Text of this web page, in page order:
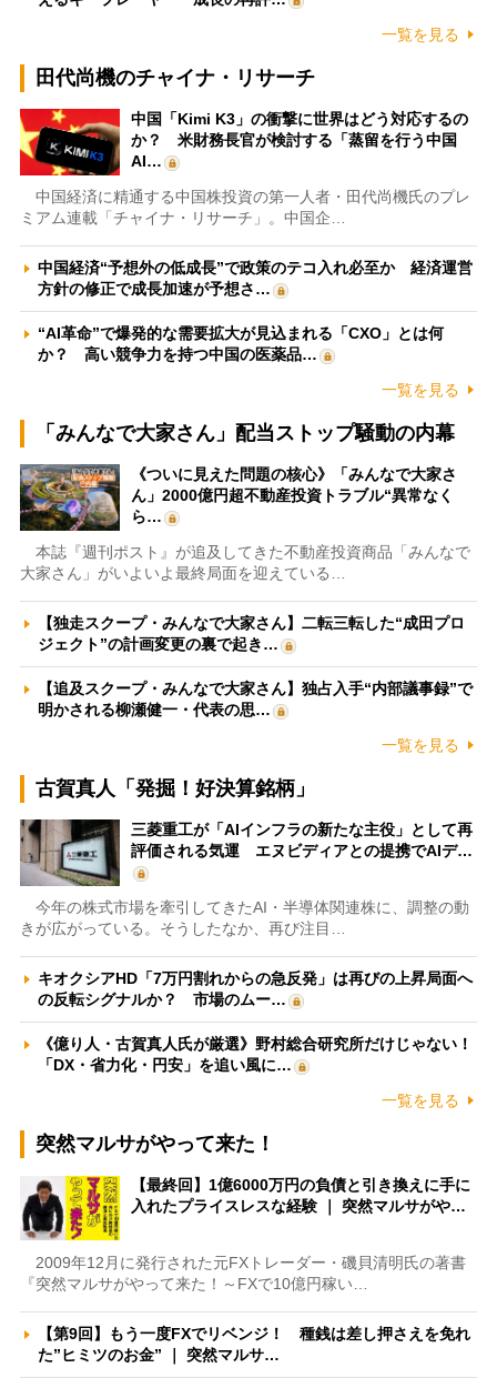
一覧を見る
田代尚機のチャイナ・リサーチ
中国「Kimi K3」の衝撃に世界はどう対応するの
か？ 米財務長官が検討する「蒸留を行う中国
AI…
中国経済に精通する中国株投資の第一人者・田代尚機氏のプレ
ミアム連載「チャイナ・リサーチ」。中国企…
中国経済“予想外の低成長”で政策のテコ入れ必至か 経済運営
方針の修正で成長加速が予想さ…
“AI革命”で爆発的な需要拡大が見込まれる「CXO」とは何
か？ 高い競争力を持つ中国の医薬品…
一覧を見る
「みんなで大家さん」配当ストップ騒動の内幕
《ついに見えた問題の核心》「みんなで大家さ
ん」2000億円超不動産投資トラブル“異常なく
ら…
本誌『週刊ポスト』が追及してきた不動産投資商品「みんなで
大家さん」がいよいよ最終局面を迎えている…
【独走スクープ・みんなで大家さん】二転三転した“成田プロ
ジェクト”の計画変更の裏で起き…
【追及スクープ・みんなで大家さん】独占入手“内部議事録”で
明かされる柳瀬健一・代表の思…
一覧を見る
古賀真人「発掘！好決算銘柄」
三菱重工が「AIインフラの新たな主役」として再
評価される気運 エヌビディアとの提携でAIデ…
今年の株式市場を牽引してきたAI・半導体関連株に、調整の動
きが広がっている。そうしたなか、再び注目…
キオクシアHD「7万円割れからの急反発」は再びの上昇局面へ
の反転シグナルか？ 市場のムー…
《億り人・古賀真人氏が厳選》野村総合研究所だけじゃない！
「DX・省力化・円安」を追い風に…
一覧を見る
突然マルサがやって来た！
【最終回】1億6000万円の負債と引き換えに手に
入れたプライスレスな経験 ｜ 突然マルサがや…
2009年12月に発行された元FXトレーダー・磯貝清明氏の著書
『突然マルサがやって来た！～FXで10億円稼い…
【第9回】もう一度FXでリベンジ！ 種銭は差し押さえを免れ
た”ヒミツのお金” ｜ 突然マルサ…